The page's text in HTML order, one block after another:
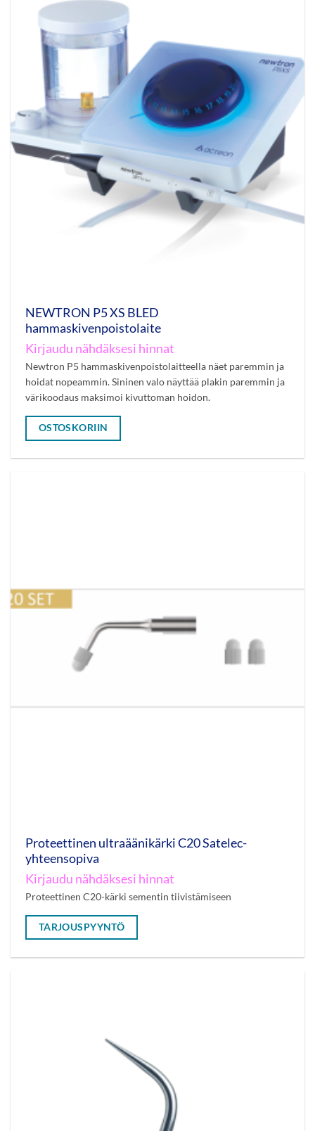
NEWTRON P5 XS BLED
hammaskivenpoistolaite
Kirjaudu nähdäksesi hinnat
Newtron P5 hammaskivenpoistolaitteella näet paremmin ja
hoidat nopeammin. Sininen valo näyttää plakin paremmin ja
värikoodaus maksimoi kivuttoman hoidon.
OSTOSKORIIN
Proteettinen ultraäänikärki C20 Satelec-
yhteensopiva
Kirjaudu nähdäksesi hinnat
Proteettinen C20-kärki sementin tiivistämiseen
TARJOUSPYYNTÖ